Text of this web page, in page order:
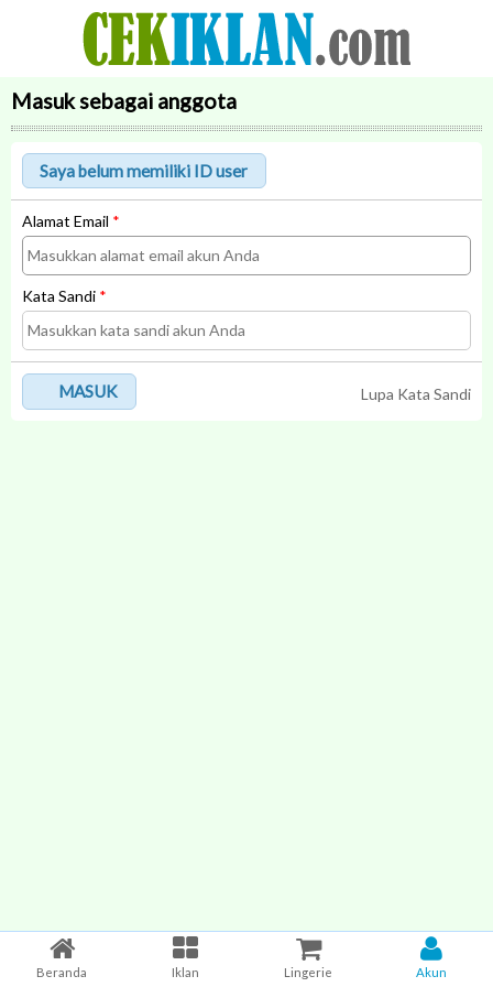
Masuk sebagai anggota
Alamat Email *
Kata Sandi *
Lupa Kata Sandi
MASUK
Beranda Iklan Lingerie Akun